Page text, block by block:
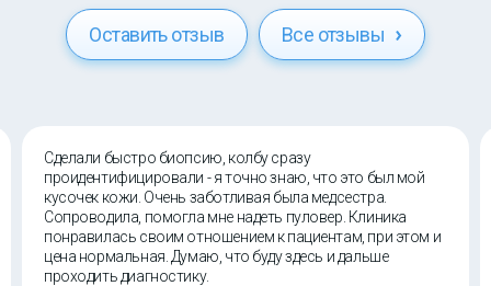
Оставить отзыв Все отзывы
Сделали быстро биопсию, колбу сразу
проидентифицировали - я точно знаю, что это был мой
кусочек кожи. Очень заботливая была медсестра.
Сопроводила, помогла мне надеть пуловер. Клиника
понравилась своим отношением к пациентам, при этом и
цена нормальная. Думаю, что буду здесь и дальше
проходить диагностику.